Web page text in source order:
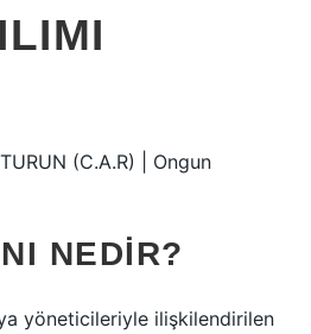
(C.A.R) | Ongun
NEDIR?
yöneticileriyle ilişkilendirilen